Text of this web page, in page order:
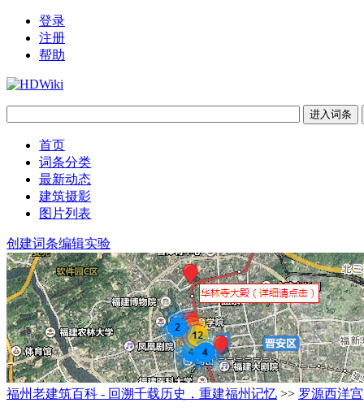
登录
注册
帮助
首页
词条分类
最新动态
建筑摄影
图片列表
创建词条编辑实验
福州老建筑百科 - 回溯千载历史，重建福州记忆 >> 罗源西洋宫